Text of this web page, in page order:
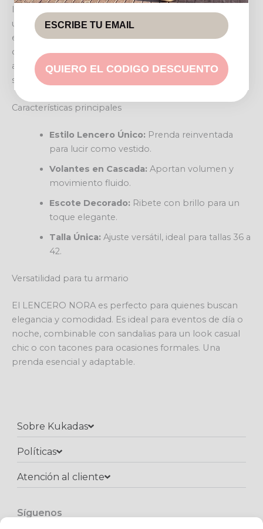
Inspirado en la lencería, este vestido de tirantes ofrece
una silueta relajada y femenina. Los volantes,
elaborados con un tejido ligero y semitransparente,
crean un efecto etéreo. Su tono oscuro (verde militar o
azul marino) y el detalle brillante en el escote facilitan
su combinación con accesorios.
Características principales
Estilo Lencero Único: Prenda reinventada
para lucir como vestido.
Volantes en Cascada: Aportan volumen y
movimiento fluido.
Escote Decorado: Ribete con brillo para un
toque elegante.
Talla Única: Ajuste versátil, ideal para tallas 36 a
42.
Versatilidad para tu armario
El LENCERO NORA es perfecto para quienes buscan
elegancia y comodidad. Es ideal para eventos de día o
noche, combinable con sandalias para un look casual
chic o con tacones para ocasiones formales. Una
prenda esencial y adaptable.
Sobre Kukadas
Políticas
Atención al cliente​
Síguenos
QUIERO EL CODIGO DESCUENTO